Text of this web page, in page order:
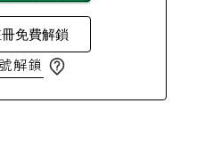
免費解鎖
解鎖